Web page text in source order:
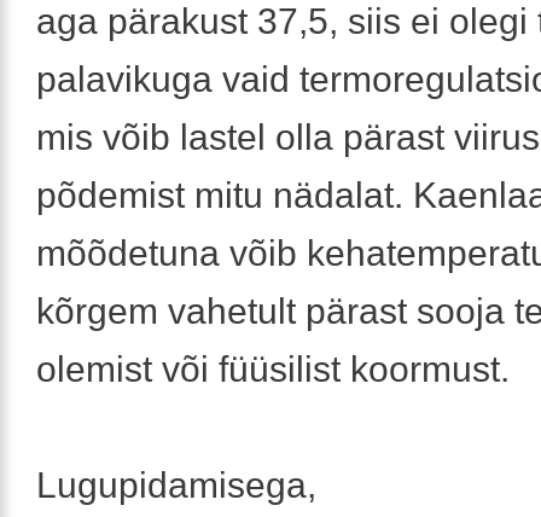
aga pärakust 37,5, siis ei olegi
palavikuga vaid
mis võib lastel olla pärast
põdemist mitu nädalat.
mõõdetuna võib
kõrgem vahetult pärast sooja
olemist või füüsilist koormust.
Lugupidamisega,